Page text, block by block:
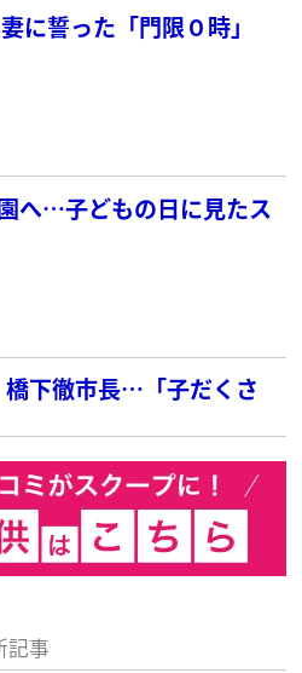
に誓った「門限０時」
へ…子どもの日に見たス
下徹市長…「子だくさ
記事